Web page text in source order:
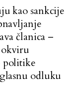
kao sankcije
članica –
okviru
politike
odluku